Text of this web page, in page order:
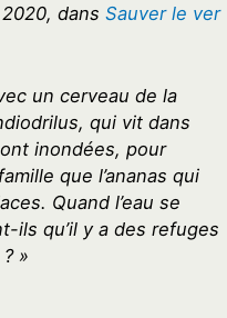
dans Sauver le ver
un cerveau de la
qui vit dans
inondées, pour
que l’ananas qui
Quand l’eau se
ils qu’il y a des refuges
»